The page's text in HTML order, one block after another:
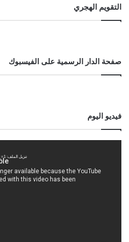
التقويم الهجري
صفحة الدار الرسمية على الفيسبوك
فيديو اليوم
تنزيل الملف: https://www.youtube.com/watch?v=FJdj7tk_7jI&_=1